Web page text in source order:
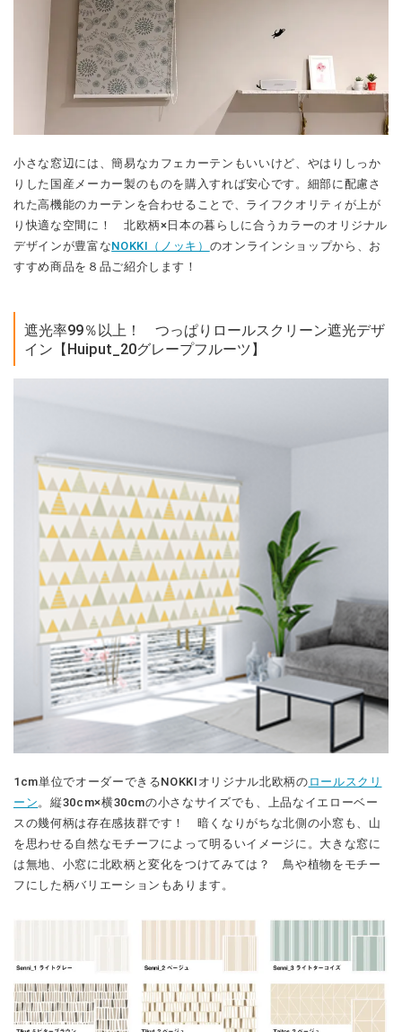
小さな窓辺には、簡易なカフェカーテンもいいけど、やはりしっか
りした国産メーカー製のものを購入すれば安心です。細部に配慮さ
れた高機能のカーテンを合わせることで、ライフクオリティが上が
り快適な空間に！ 北欧柄×日本の暮らしに合うカラーのオリジナル
デザインが豊富なNOKKI（ノッキ）のオンラインショップから、お
遮光率99％以上！ つっぱりロールスクリーン遮光デザ
イン【Huiput_20グレープフルーツ】
1cm単位でオーダーできるNOKKIオリジナル北欧柄のロールスクリ
。縦30cm×横30cmの小さなサイズでも、上品なイエローベー
スの幾何柄は存在感抜群です！ 暗くなりがちな北側の小窓も、山
を思わせる自然なモチーフによって明るいイメージに。大きな窓に
は無地、小窓に北欧柄と変化をつけてみては？ 鳥や植物をモチー